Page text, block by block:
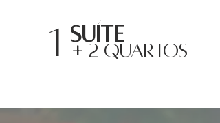
1 suíte
+ 2 QUARTOS